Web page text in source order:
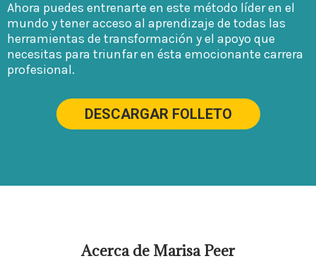
Ahora puedes entrenarte en este método líder en el
mundo y tener acceso al aprendizaje de todas las
herramientas de transformación y el apoyo que
necesitas para triunfar en ésta emocionante carrera
profesional.
DESCARGAR FOLLETO
Acerca de Marisa Peer